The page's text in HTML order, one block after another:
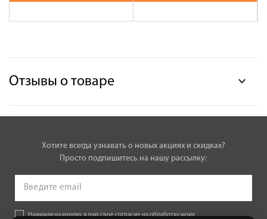
Отзывы о товаре
Хотите всегда узнавать о новых акциях и скидках?
Просто подпишитесь на нашу рассылку:
Нажимая на кнопку, я даю свое согласие на обработку моих